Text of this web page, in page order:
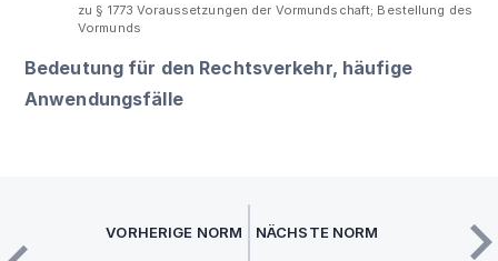
zu § 1773 Voraussetzungen der Vormundschaft; Bestellung des
Vormunds
Bedeutung für den Rechtsverkehr, häufige
Anwendungsfälle
VORHERIGE NORM NÄCHSTE NORM